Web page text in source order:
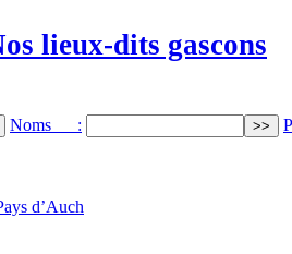
lieux-dits gascons
Noms :
d’Auch